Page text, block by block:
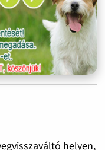
helyen,